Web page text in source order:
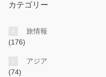
カテゴリー
旅情報
(176)
アジア
(74)